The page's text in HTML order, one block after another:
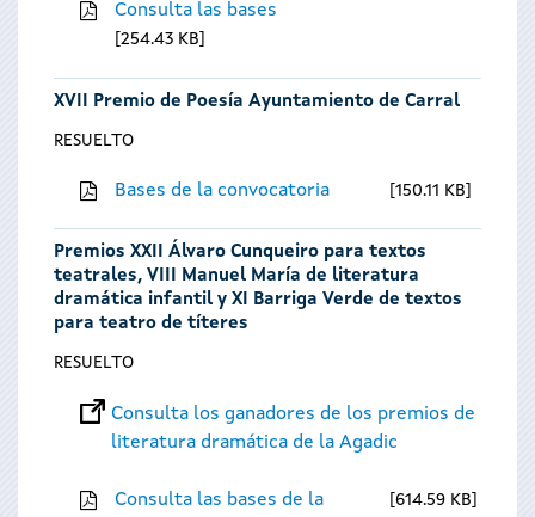
Consulta las bases
254.43 KB
XVII Premio de Poesía Ayuntamiento de Carral
RESUELTO
Bases de la convocatoria 150.11 KB
Premios XXII Álvaro Cunqueiro para textos
teatrales, VIII Manuel María de literatura
dramática infantil y XI Barriga Verde de textos
para teatro de títeres
RESUELTO
Consulta los ganadores de los premios de
literatura dramática de la Agadic
Consulta las bases de la
614.59 KB